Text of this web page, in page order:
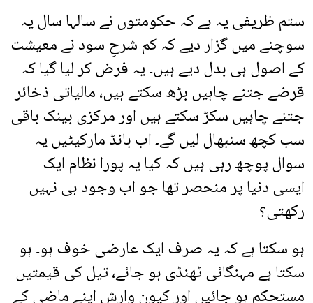
ستم ظریفی یہ ہے کہ حکومتوں نے سالہا سال یہ
سوچنے میں گزار دیے کہ کم شرحِ سود نے معیشت
کے اصول ہی بدل دیے ہیں۔ یہ فرض کر لیا گیا کہ
قرضے جتنے چاہیں بڑھ سکتے ہیں، مالیاتی ذخائر
جتنے چاہیں سکڑ سکتے ہیں اور مرکزی بینک باقی
سب کچھ سنبھال لیں گے۔ اب بانڈ مارکیٹیں یہ
سوال پوچھ رہی ہیں کہ کیا یہ پورا نظام ایک
ایسی دنیا پر منحصر تھا جو اب وجود ہی نہیں
رکھتی؟
ہو سکتا ہے کہ یہ صرف ایک عارضی خوف ہو۔ ہو
سکتا ہے مہنگائی ٹھنڈی ہو جائے، تیل کی قیمتیں